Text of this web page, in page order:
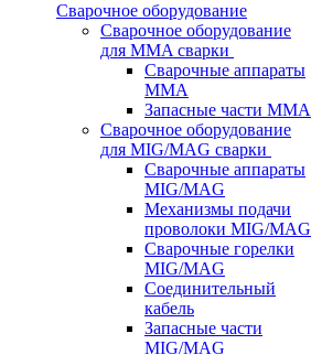
Сварочное оборудование
Сварочное оборудование
для MMA сварки
Сварочные аппараты
MMA
Запасные части MMA
Сварочное оборудование
для MIG/MAG сварки
Сварочные аппараты
MIG/MAG
Механизмы подачи
проволоки MIG/MAG
Сварочные горелки
MIG/MAG
Соединительный
кабель
Запасные части
MIG/MAG